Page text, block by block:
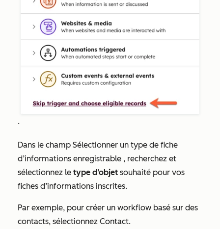
.
Dans le champ Sélectionner un type de fiche
d’informations enregistrable , recherchez et
sélectionnez le type d’objet souhaité pour vos
fiches d’informations inscrites.
Par exemple, pour créer un workflow basé sur des
contacts, sélectionnez Contact.